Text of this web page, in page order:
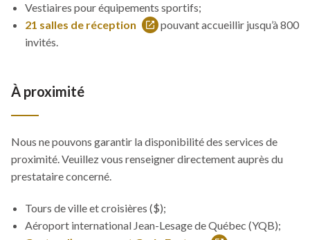
Vestiaires pour équipements sportifs;
21 salles de réception
Ce
lien
une
nouvelle
pouvant accueillir jusqu’à 800
invités.
À proximité
Nous ne pouvons garantir la disponibilité des services de
proximité. Veuillez vous renseigner directement auprès du
prestataire concerné.
Tours de ville et croisières ($);
Aéroport international Jean-Lesage de Québec (YQB);